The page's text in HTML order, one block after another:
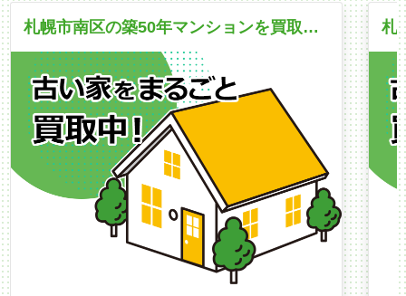
札幌市南区の築50年マンションを買取｜駅近・3LDKの利便性を適正評価。家財整理との同時進行でスムーズに完結